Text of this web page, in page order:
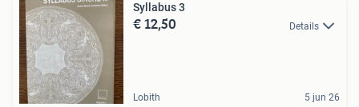
Syllabus 3
€ 12,50 Details
Lobith 5 jun 26